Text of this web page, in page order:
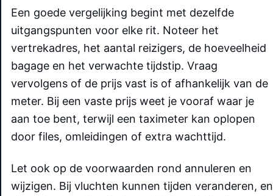
Een goede vergelijking begint met dezelfde
uitgangspunten voor elke rit. Noteer het
vertrekadres, het aantal reizigers, de hoeveelheid
bagage en het verwachte tijdstip. Vraag
vervolgens of de prijs vast is of afhankelijk van de
meter. Bij een vaste prijs weet je vooraf waar je
aan toe bent, terwijl een taximeter kan oplopen
door files, omleidingen of extra wachttijd.
Let ook op de voorwaarden rond annuleren en
wijzigen. Bij vluchten kunnen tijden veranderen, en